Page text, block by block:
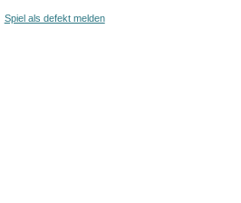
Spiel als defekt melden